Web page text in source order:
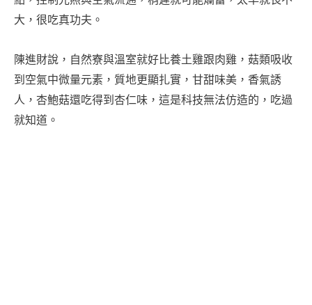
大，很吃真功夫。
陳進財說，自然寮與溫室就好比養土雞跟肉雞，菇類吸收
到空氣中微量元素，質地更顯扎實，甘甜味美，香氣誘
人，杏鮑菇還吃得到杏仁味，這是科技無法仿造的，吃過
就知道。